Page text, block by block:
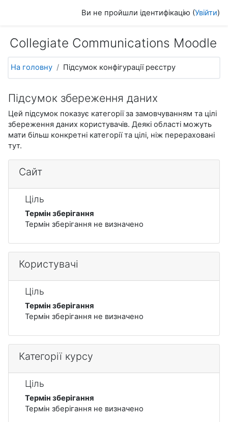
Ви не пройшли ідентифікацію (Увійти)
Collegiate Communications Moodle
На головну Підсумок конфігурації реєстру
Підсумок збереження даних
Цей підсумок показує категорії за замовчуванням та цілі
збереження даних користувачів. Деякі області можуть
мати більш конкретні категорії та цілі, ніж перераховані
тут.
Сайт
Ціль
Термін зберігання
Термін зберігання не визначено
Користувачі
Ціль
Термін зберігання
Термін зберігання не визначено
Категорії курсу
Ціль
Термін зберігання
Термін зберігання не визначено